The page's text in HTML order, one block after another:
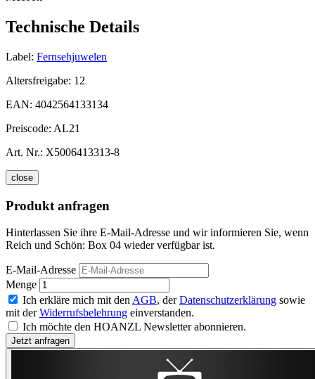
Technische Details
Label: Fernsehjuwelen
Altersfreigabe: 12
EAN: 4042564133134
Preiscode: AL21
Art. Nr.: X5006413313-8
close
Produkt anfragen
Hinterlassen Sie ihre E-Mail-Adresse und wir informieren Sie, wenn
Reich und Schön: Box 04 wieder verfügbar ist.
E-Mail-Adresse
Menge
Ich erkläre mich mit den AGB, derDatenschutzerklärung sowie
mit derWiderrufsbelehrung einverstanden.
Ich möchte den HOANZL Newsletter abonnieren.